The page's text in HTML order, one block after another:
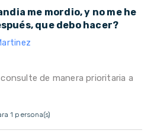
me mordio, y no me he
que debo hacer?
de manera prioritaria a
1 persona(s)